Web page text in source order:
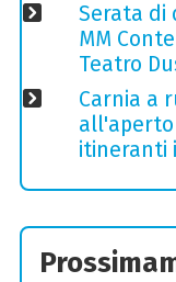
Serata di
MM
Teatro
Carnia a
itineranti